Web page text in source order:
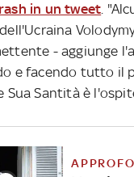
in un tweet.
- aggiunge
e facendo tutto il
Sua Santità è